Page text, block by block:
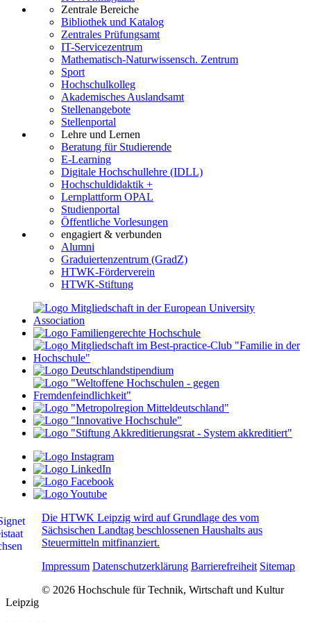
Zentrale Bereiche
Bibliothek und Katalog
Zentrales Prüfungsamt
IT-Servicezentrum
Mathematisch-Naturwissensch. Zentrum
Sport
Hochschulkolleg
Akademisches Auslandsamt
Stellenangebote
Stellenportal
Lehre und Lernen
Beratung für Studierende
E-Learning
Digitale Hochschullehre (IDLL)
Hochschuldidaktik +
Lernplattform OPAL
Studienportal
Öffentliche Vorlesungen
engagiert & verbunden
Alumni
Graduiertenzentrum (GradZ)
HTWK-Förderverein
HTWK-Stiftung
Die HTWK Leipzig wird auf Grundlage des vom
Sächsischen Landtag beschlossenen Haushalts aus
Steuermitteln mitfinanziert.
Impressum Datenschutzerklärung Barrierefreiheit Sitemap
© 2026 Hochschule für Technik, Wirtschaft und Kultur
Leipzig